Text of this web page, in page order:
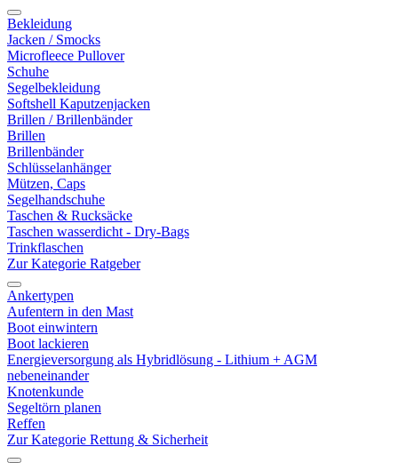
Bekleidung
Jacken / Smocks
Microfleece Pullover
Schuhe
Segelbekleidung
Softshell Kaputzenjacken
Brillen / Brillenbänder
Brillen
Brillenbänder
Schlüsselanhänger
Mützen, Caps
Segelhandschuhe
Taschen & Rucksäcke
Taschen wasserdicht - Dry-Bags
Trinkflaschen
Zur Kategorie Ratgeber
Ankertypen
Aufentern in den Mast
Boot einwintern
Boot lackieren
Energieversorgung als Hybridlösung - Lithium + AGM
nebeneinander
Knotenkunde
Segeltörn planen
Reffen
Zur Kategorie Rettung & Sicherheit